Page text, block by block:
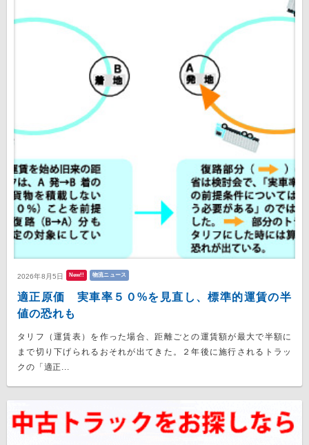
2026年8月5日 New!! 物流ニュース
適正原価 実車率５０%を見直し、標準的運賃の半
値の恐れも
タリフ（運賃表）を作った場合、距離ごとの運賃額が最大で半額に
まで切り下げられるおそれが出てきた。２年後に施行されるトラッ
クの「適正...